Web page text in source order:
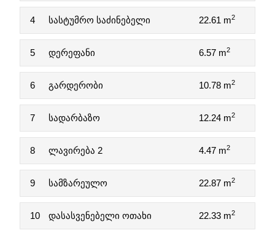
4 სასტუმრო საძინებელი 22.61 m2
5 დერეფანი 6.57 m2
6 გარდერობი 10.78 m2
7 სადარბაზო 12.24 m2
8 ლავირება 2 4.47 m2
9 სამზარეულო 22.87 m2
10 დასასვენებელი ოთახი 22.33 m2